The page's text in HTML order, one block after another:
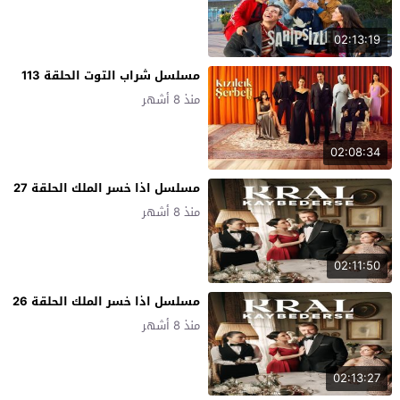
02:13:19
02:08:34
مسلسل شراب التوت الحلقة 113
منذ 8 أشهر
02:11:50
مسلسل اذا خسر الملك الحلقة 27
منذ 8 أشهر
02:13:27
مسلسل اذا خسر الملك الحلقة 26
منذ 8 أشهر